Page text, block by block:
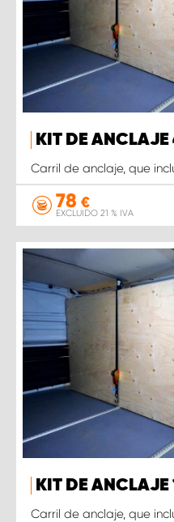
KIT DE ANCLAJE
Carril de anclaje, que
78 €
EXCLUIDO 21 % IVA
KIT DE ANCLAJE
Carril de anclaje, que